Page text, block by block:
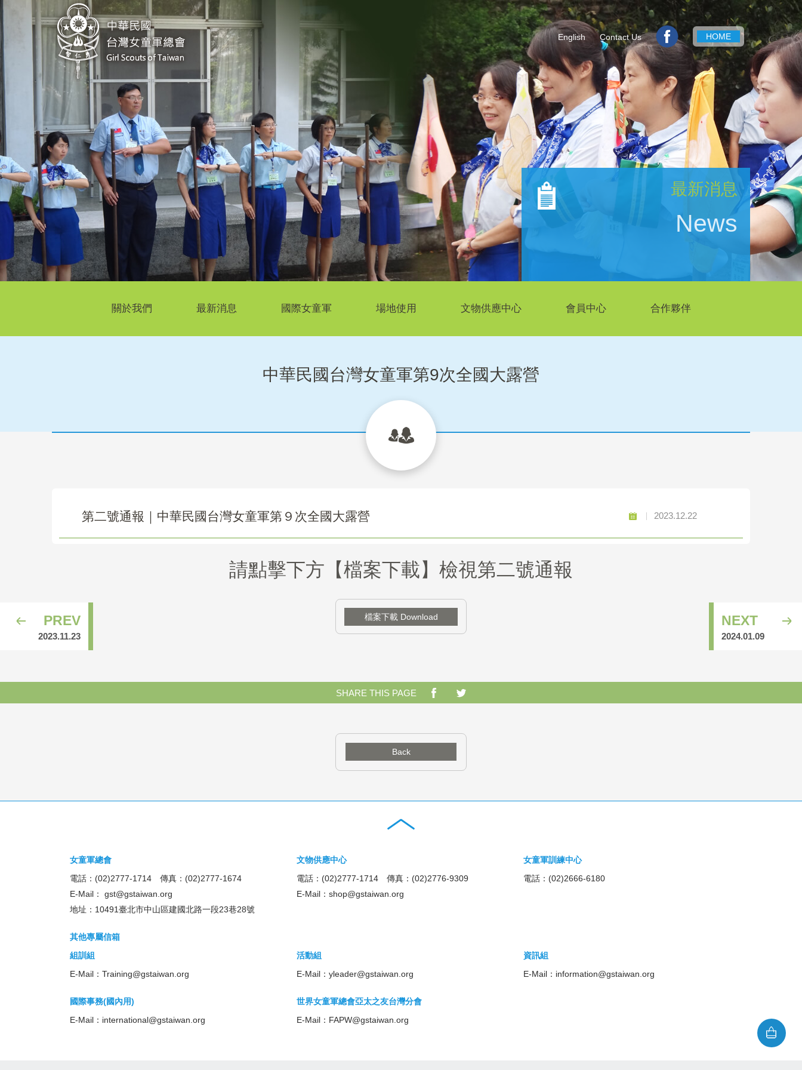
English Contact Us HOME
最新消息
News
關於我們 最新消息 國際女童軍 場地使用 文物供應中心 會員中心 合作夥伴
中華民國台灣女童軍第9次全國大露營
第二號通報｜中華民國台灣女童軍第９次全國大露營 2023.12.22
請點擊下方【檔案下載】檢視第二號通報
檔案下載 Download
PREV
2023.11.23
NEXT
2024.01.09
SHARE THIS PAGE
Back
女童軍總會
電話：(02)2777-1714 傳真：(02)2777-1674
E-Mail： gst@gstaiwan.org
地址：10491臺北市中山區建國北路一段23巷28號
文物供應中心
電話：(02)2777-1714 傳真：(02)2776-9309
E-Mail： shop@gstaiwan.org
女童軍訓練中心
電話：(02)2666-6180
其他專屬信箱
組訓組
E-Mail： Training@gstaiwan.org
活動組
E-Mail： yleader@gstaiwan.org
資訊組
E-Mail： information@gstaiwan.org
國際事務(國內用)
E-Mail： international@gstaiwan.org
世界女童軍總會亞太之友台灣分會
E-Mail： FAPW@gstaiwan.org